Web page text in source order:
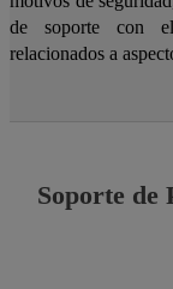
de soporte con
relacionados a
Soporte de